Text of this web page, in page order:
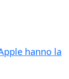
hanno la